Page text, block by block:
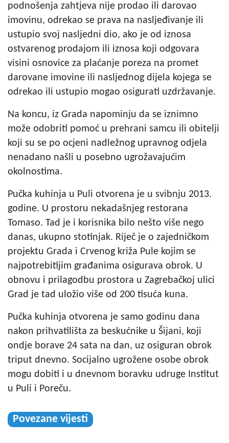
podnošenja zahtjeva nije prodao ili darovao
imovinu, odrekao se prava na nasljeđivanje ili
ustupio svoj nasljedni dio, ako je od iznosa
ostvarenog prodajom ili iznosa koji odgovara
visini osnovice za plaćanje poreza na promet
darovane imovine ili nasljednog dijela kojega se
odrekao ili ustupio mogao osigurati uzdržavanje.
Na koncu, iz Grada napominju da se iznimno
može odobriti pomoć u prehrani samcu ili obitelji
koji su se po ocjeni nadležnog upravnog odjela
nenadano našli u posebno ugrožavajućim
okolnostima.
Pučka kuhinja u Puli otvorena je u svibnju 2013.
godine. U prostoru nekadašnjeg restorana
Tomaso. Tad je i korisnika bilo nešto više nego
danas, ukupno stotinjak. Riječ je o zajedničkom
projektu Grada i Crvenog križa Pule kojim se
najpotrebitijim građanima osigurava obrok. U
obnovu i prilagodbu prostora u Zagrebačkoj ulici
Grad je tad uložio više od 200 tisuća kuna.
Pučka kuhinja otvorena je samo godinu dana
nakon prihvatilišta za beskućnike u Šijani, koji
ondje borave 24 sata na dan, uz osiguran obrok
triput dnevno. Socijalno ugrožene osobe obrok
mogu dobiti i u dnevnom boravku udruge Institut
u Puli i Poreču.
Povezane vijesti